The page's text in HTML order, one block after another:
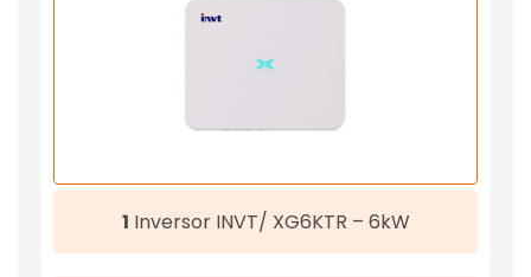
1 Inversor INVT/ XG6KTR – 6kW